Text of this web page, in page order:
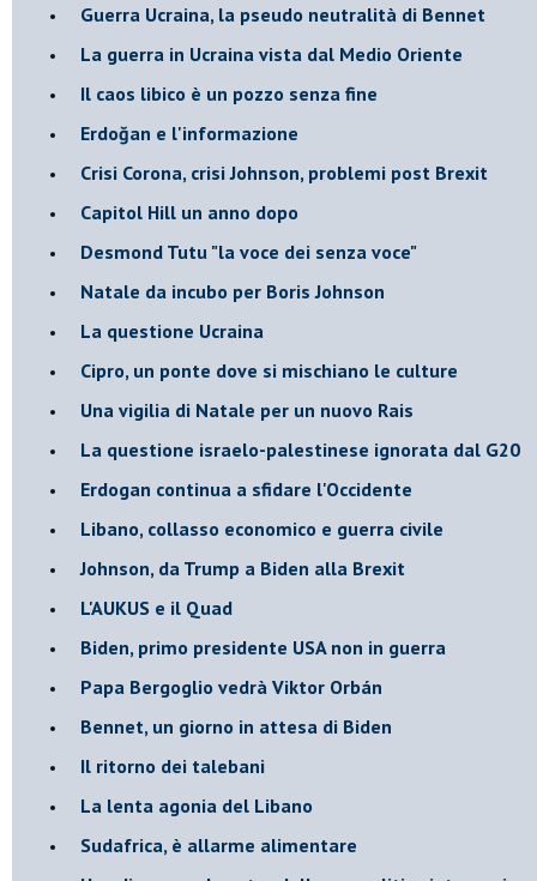
Guerra Ucraina, la pseudo neutralità di Bennet
La guerra in Ucraina vista dal Medio Oriente
​Il caos libico è un pozzo senza fine
Erdoğan e l'informazione
Crisi Corona, crisi Johnson, problemi post Brexit
Capitol Hill un anno dopo
Desmond Tutu "la voce dei senza voce"
Natale da incubo per Boris Johnson
La questione Ucraina
Cipro, un ponte dove si mischiano le culture
Una vigilia di Natale per un nuovo Rais
La questione israelo-palestinese ignorata dal G20
Erdogan continua a sfidare l'Occidente
Libano, collasso economico e guerra civile
Johnson, da Trump a Biden alla Brexit
L'AUKUS e il Quad
Biden, primo presidente USA non in guerra
Papa Bergoglio vedrà Viktor Orbán
Bennet, un giorno in attesa di Biden
Il ritorno dei talebani
​La lenta agonia del Libano
Sudafrica, è allarme alimentare